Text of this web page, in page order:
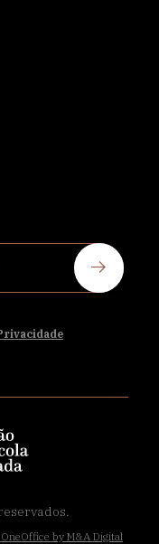
OneOffice by M&A Digital